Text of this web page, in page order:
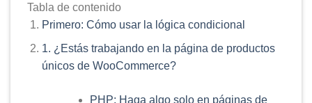
Tabla de contenido
Primero: Cómo usar la lógica condicional
1. ¿Estás trabajando en la página de productos
únicos de WooCommerce?
PHP: Haga algo solo en páginas de